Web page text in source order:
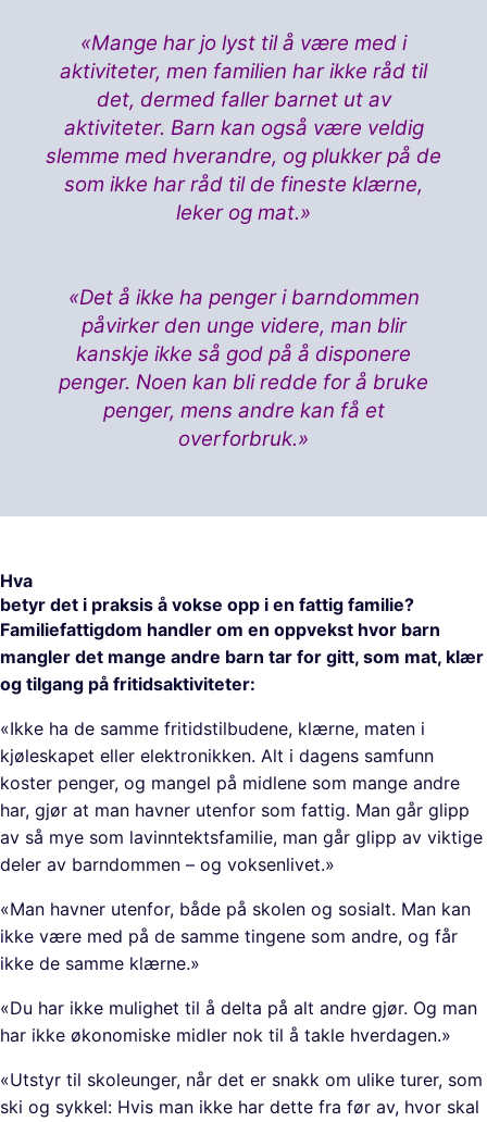
«Mange har jo lyst til å være med i
aktiviteter, men familien har ikke råd til
det, dermed faller barnet ut av
aktiviteter. Barn kan også være veldig
slemme med hverandre, og plukker på de
som ikke har råd til de fineste klærne,
leker og mat.»
«Det å ikke ha penger i barndommen
påvirker den unge videre, man blir
kanskje ikke så god på å disponere
penger. Noen kan bli redde for å bruke
penger, mens andre kan få et
overforbruk.»
Hva
betyr det i praksis å vokse opp i en fattig familie?
Familiefattigdom handler om en oppvekst hvor barn
mangler det mange andre barn tar for gitt, som mat, klær
og tilgang på fritidsaktiviteter:
«Ikke ha de samme fritidstilbudene, klærne, maten i
kjøleskapet eller elektronikken. Alt i dagens samfunn
koster penger, og mangel på midlene som mange andre
har, gjør at man havner utenfor som fattig. Man går glipp
av så mye som lavinntektsfamilie, man går glipp av viktige
deler av barndommen – og voksenlivet.»
«Man havner utenfor, både på skolen og sosialt. Man kan
ikke være med på de samme tingene som andre, og får
ikke de samme klærne.»
«Du har ikke mulighet til å delta på alt andre gjør. Og man
har ikke økonomiske midler nok til å takle hverdagen.»
«Utstyr til skoleunger, når det er snakk om ulike turer, som
ski og sykkel: Hvis man ikke har dette fra før av, hvor skal